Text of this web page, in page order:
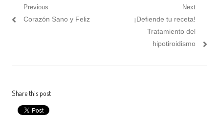
Post
navigation
Previous
Previous
Corazón Sano y Feliz
Next
Next
post:
¡Defiende tu receta!
Tratamiento del
hipotiroidismo
Share this post